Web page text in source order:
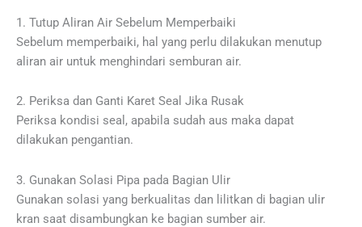
1. Tutup Aliran Air Sebelum Memperbaiki
Sebelum memperbaiki, hal yang perlu dilakukan menutup
aliran air untuk menghindari semburan air.
2. Periksa dan Ganti Karet Seal Jika Rusak
Periksa kondisi seal, apabila sudah aus maka dapat
dilakukan pengantian.
3. Gunakan Solasi Pipa pada Bagian Ulir
Gunakan solasi yang berkualitas dan lilitkan di bagian ulir
kran saat disambungkan ke bagian sumber air.